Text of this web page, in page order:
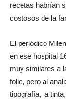
recetas habrían
costosos de la
El periódico
en ese hospital
muy similares a
folio, pero al
tipografía, la